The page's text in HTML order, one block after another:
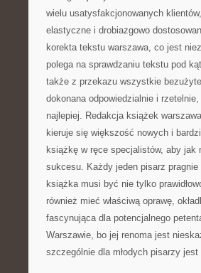
wielu usatysfakcjonowanych
elastyczne i drobiazgowo
korekta tekstu warszawa, co jest
polega na sprawdzaniu tekstu pod
także z przekazu wszystkie
dokonana odpowiedzialnie i
najlepiej. Redakcja książek
kieruje się większość nowych i
książkę w ręce specjalistów, aby jak
sukcesu. Każdy jeden pisarz
książka musi być nie tylko
również mieć właściwą oprawę,
fascynująca dla potencjalnego
Warszawie, bo jej renoma jest
szczególnie dla młodych pisarzy jest